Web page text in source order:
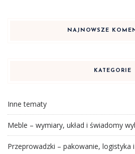
NAJNOWSZE
KATEGORIE
Inne tematy
Meble – wymiary, układ i świadomy
Przeprowadzki – pakowanie,